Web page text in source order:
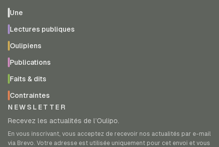
Une
Lectures publiques
Oulipiens
Publications
Faits & dits
Contraintes
NEWSLETTER
Recevez les actualités de l’Oulipo.
En vous inscrivant, vous acceptez de recevoir nos actualités par e-mail
via Brevo. Votre adresse est utilisée uniquement pour cet envoi et vous